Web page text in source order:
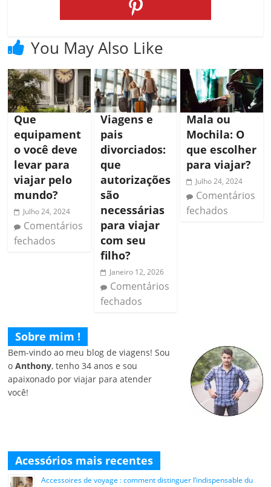
You May Also Like
Que
equipament
o você deve
levar para
viajar pelo
mundo?
Julho 24, 2024
Comentários
fechados
Viagens e
pais
divorciados:
que
autorizações
são
necessárias
para viajar
com seu
filho?
Janeiro 12, 2026
Comentários
fechados
Mala ou
Mochila: O
que escolher
para viajar?
Julho 24, 2024
Comentários
fechados
Sobre mim !
Bem-vindo ao meu blog de viagens! Sou
oAnthony, tenho 34 anos e sou
apaixonado por viajar para atender
você!
Acessórios mais recentes
Accessoires de voyage : comment distinguer l’indispensable du